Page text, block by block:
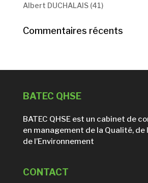
Albert DUCHALAIS (41)
Commentaires récents
BATEC QHSE
BATEC QHSE est un cabinet de
en management de la Qualité, de
de l’Environnement
CONTACT